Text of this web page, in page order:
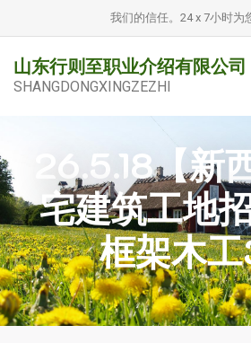
我们的信任。24 x 7小时为
山东行则至职业介绍有限公司
SHANGDONGXINGZEZHI
26.5.18【新
宅建筑工地
框架木